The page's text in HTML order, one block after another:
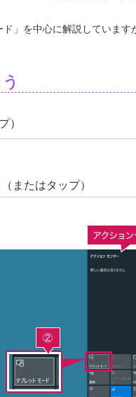
」を中心に解説していま
）
またはタップ）